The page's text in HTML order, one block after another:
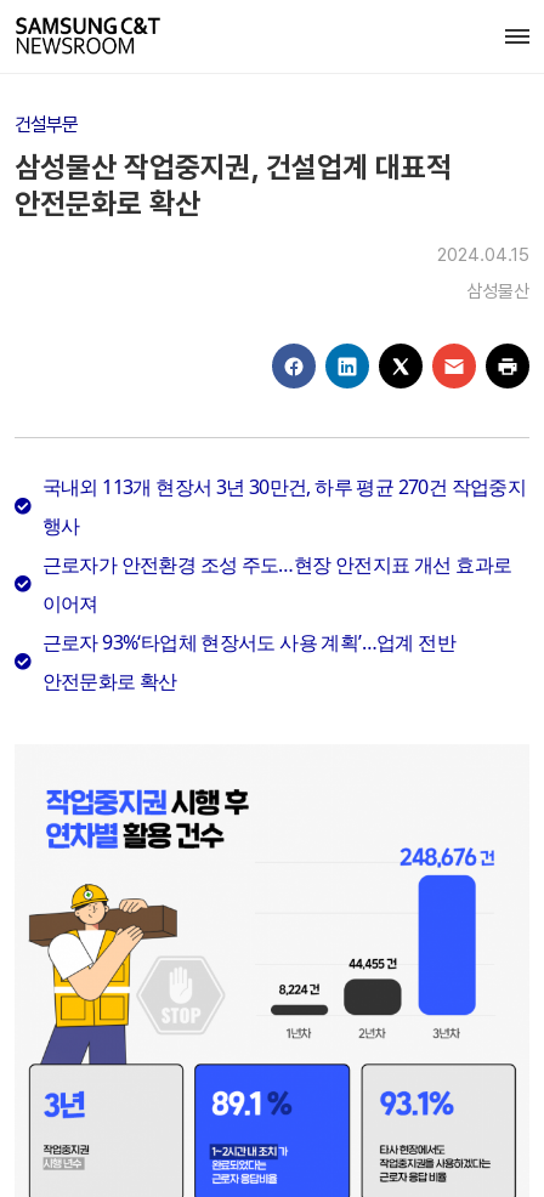
건설부문
삼성물산 작업중지권, 건설업계 대표적
안전문화로 확산
2024.04.15
삼성물산
국내외 113개 현장서 3년 30만건, 하루 평균 270건 작업중지
행사
근로자가 안전환경 조성 주도…현장 안전지표 개선 효과로
이어져
근로자 93%‘타업체 현장서도 사용 계획’…업계 전반
안전문화로 확산